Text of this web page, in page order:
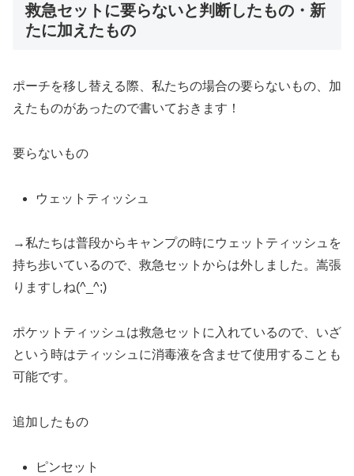
救急セットに要らないと判断したもの・新
たに加えたもの
ポーチを移し替える際、私たちの場合の要らないもの、加
えたものがあったので書いておきます！
要らないもの
ウェットティッシュ
→私たちは普段からキャンプの時にウェットティッシュを
持ち歩いているので、救急セットからは外しました。嵩張
りますしね(^_^;)
ポケットティッシュは救急セットに入れているので、いざ
という時はティッシュに消毒液を含ませて使用することも
可能です。
追加したもの
ピンセット